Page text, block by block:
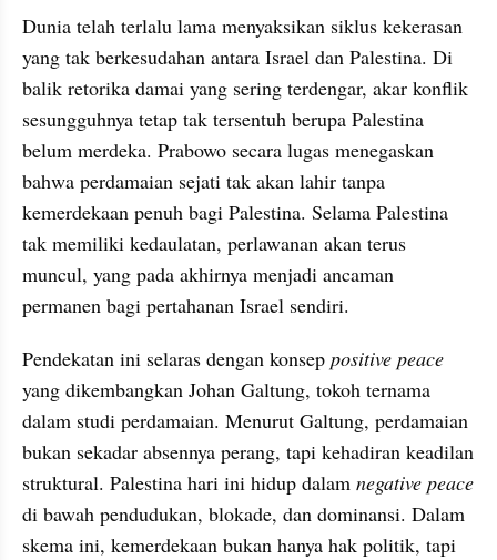
Dunia telah terlalu lama menyaksikan siklus kekerasan
yang tak berkesudahan antara Israel dan Palestina. Di
balik retorika damai yang sering terdengar, akar konflik
sesungguhnya tetap tak tersentuh berupa Palestina
belum merdeka. Prabowo secara lugas menegaskan
bahwa perdamaian sejati tak akan lahir tanpa
kemerdekaan penuh bagi Palestina. Selama Palestina
tak memiliki kedaulatan, perlawanan akan terus
muncul, yang pada akhirnya menjadi ancaman
permanen bagi pertahanan Israel sendiri.
Pendekatan ini selaras dengan konsep
yang dikembangkan Johan Galtung, tokoh ternama
dalam studi perdamaian. Menurut Galtung, perdamaian
bukan sekadar absennya perang, tapi kehadiran keadilan
struktural. Palestina hari ini hidup dalam
di bawah pendudukan, blokade, dan dominansi. Dalam
skema ini, kemerdekaan bukan hanya hak politik, tapi